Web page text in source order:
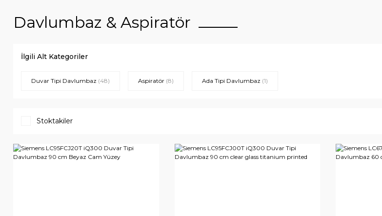
Davlumbaz & Aspiratör
İlgili Alt Kategoriler
Duvar Tipi Davlumbaz (48) Aspiratör (8) Ada Tipi Davlumbaz (1)
Stoktakiler